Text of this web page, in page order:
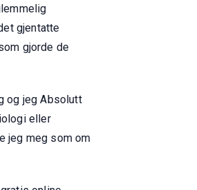
gjentatte
gjorde de
og jeg Absolutt
eller
jeg meg som om